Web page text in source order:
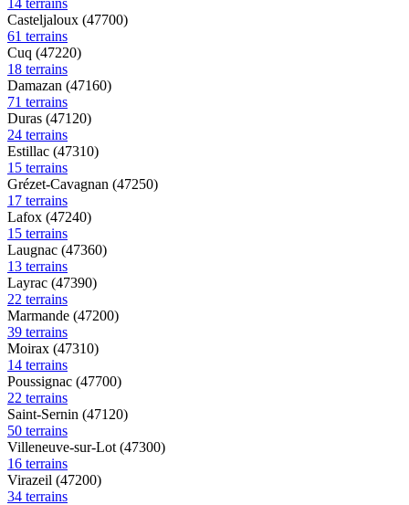
Casteljaloux (47700)
61 terrains
Cuq (47220)
18 terrains
Damazan (47160)
71 terrains
Duras (47120)
24 terrains
Estillac (47310)
15 terrains
Grézet-Cavagnan (47250)
17 terrains
Lafox (47240)
15 terrains
Laugnac (47360)
13 terrains
Layrac (47390)
22 terrains
Marmande (47200)
39 terrains
Moirax (47310)
14 terrains
Poussignac (47700)
22 terrains
Saint-Sernin (47120)
50 terrains
Villeneuve-sur-Lot (47300)
16 terrains
Virazeil (47200)
34 terrains